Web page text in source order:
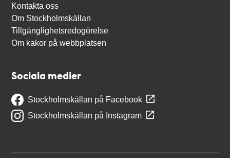
Kontakta oss
Om Stockholmskällan
Tillgänglighetsredogörelse
Om kakor på webbplatsen
Sociala medier
Stockholmskällan på Facebook
Stockholmskällan på Instagram